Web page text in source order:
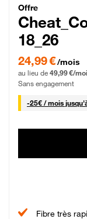
Offre
18_26
24,99 € par mois
24,99 €/mois
au lieu de 49,99 €/
Sans engagement
-25€ / mois25 €
Fibre très